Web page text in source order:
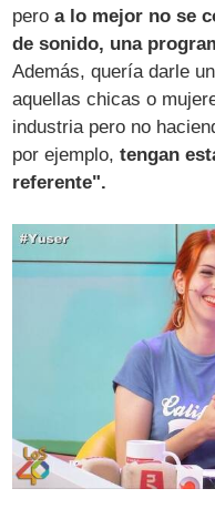
peroa lo mejor no se
de sonido, una
Además, quería darle
aquellas chicas o
industria pero no
por ejemplo,tengan
referente".